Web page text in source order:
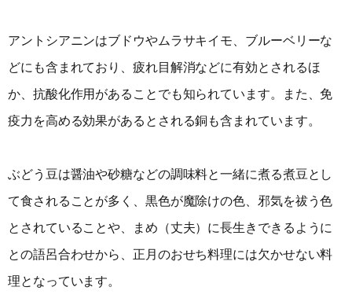
アントシアニンはブドウやムラサキイモ、ブルーベリーな
どにも含まれており、疲れ目解消などに有効とされるほ
か、抗酸化作用があることでも知られています。また、免
疫力を高める効果があるとされる銅も含まれています。
ぶどう豆は醤油や砂糖などの調味料と一緒に煮る煮豆とし
て食されることが多く、黒色が魔除けの色、邪気を祓う色
とされていることや、まめ（丈夫）に長生きできるように
との語呂合わせから、正月のおせち料理には欠かせない料
理となっています。